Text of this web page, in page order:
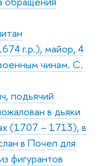
г.р.), майор, 4
чинам. С.
подьячий
в дьяки
(1707 – 1713), в
в Почеп для
фигурантов